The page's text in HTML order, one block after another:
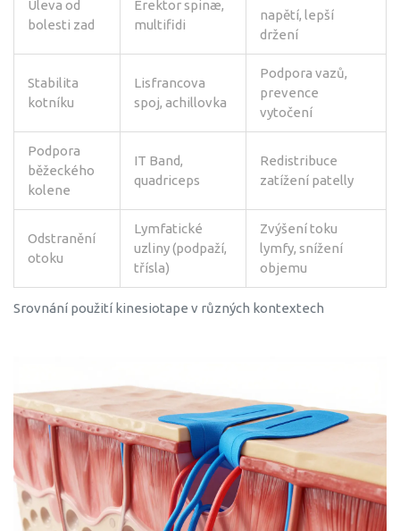
Srovnání použití kinesiotape v různých kontextech
Úleva od
bolesti zad
Erektor spinæ,
multifidi
napětí, lepší
držení
Stabilita
kotníku
Lisfrancova
spoj, achillovka
Podpora vazů,
prevence
vytočení
Podpora
běžeckého
kolene
IT Band,
quadriceps
Redistribuce
zatížení patelly
Odstranění
otoku
Lymfatické
uzliny (podpaží,
třísla)
Zvýšení toku
lymfy, snížení
objemu